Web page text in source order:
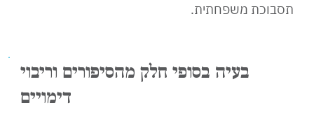
בעיה בסופי חלק מהסיפורים וריבוי
דימויים
תסבוכת משפחתית.